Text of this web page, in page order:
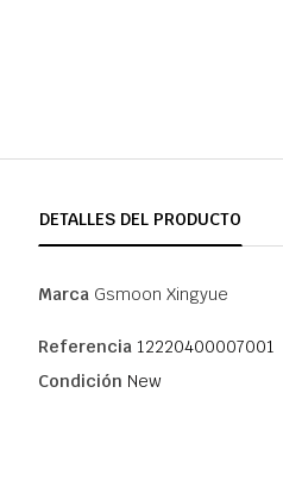
DETALLES DEL PRODUCTO
Marca Gsmoon Xingyue
Referencia 12220400007001
Condición New